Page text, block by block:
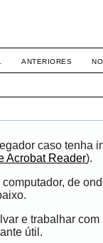
ANTERIORES
caso tenha
Acrobat Reader).
de
e trabalhar
útil.